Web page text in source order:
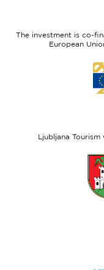
The investment is co-
European
Ljubljana